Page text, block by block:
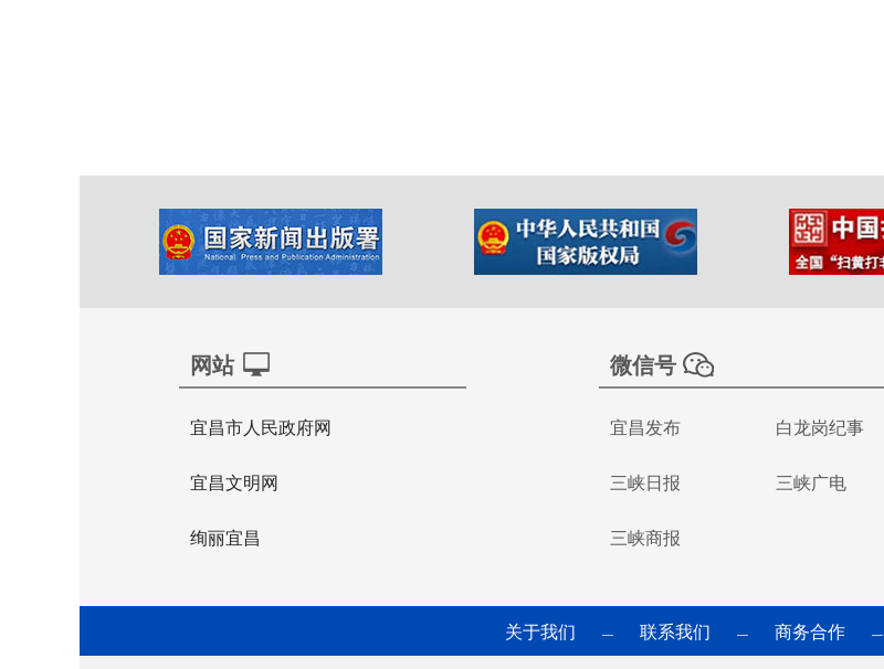
网站
宜昌市人民政府网
宜昌文明网
绚丽宜昌
微信号
宜昌发布 白龙岗纪事
三峡日报 三峡广电
三峡商报
关于我们 — 联系我们 — 商务合作 —